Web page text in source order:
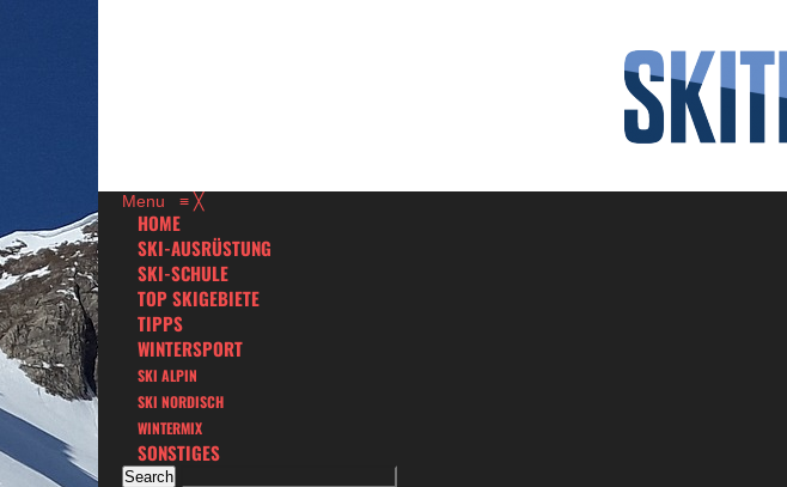
Menu ≡ ╳
HOME
SKI-AUSRÜSTUNG
SKI-SCHULE
TOP SKIGEBIETE
TIPPS
WINTERSPORT
SKI ALPIN
SKI NORDISCH
WINTERMIX
SONSTIGES